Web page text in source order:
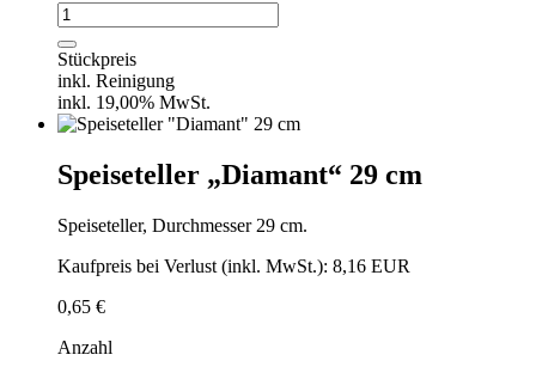
Suppenteller
"Diamant"
23
cm
Menge
Stückpreis
inkl. Reinigung
inkl. 19,00% MwSt.
Speiseteller „Diamant“ 29 cm
Speiseteller, Durchmesser 29 cm.
Kaufpreis bei Verlust (inkl. MwSt.): 8,16 EUR
0,65 €
Anzahl